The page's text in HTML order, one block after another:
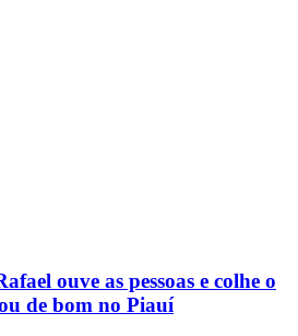
ouve as pessoas e colhe o
de bom no Piauí